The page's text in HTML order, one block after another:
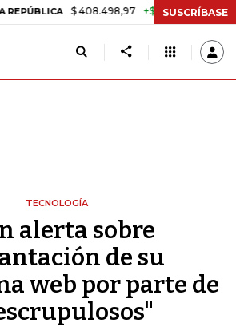
$ 408.498,97 +$ 8.753,81 +2,19%
SUSCRÍBASE
TECNOLOGÍA
alerta sobre
de su
web por parte de